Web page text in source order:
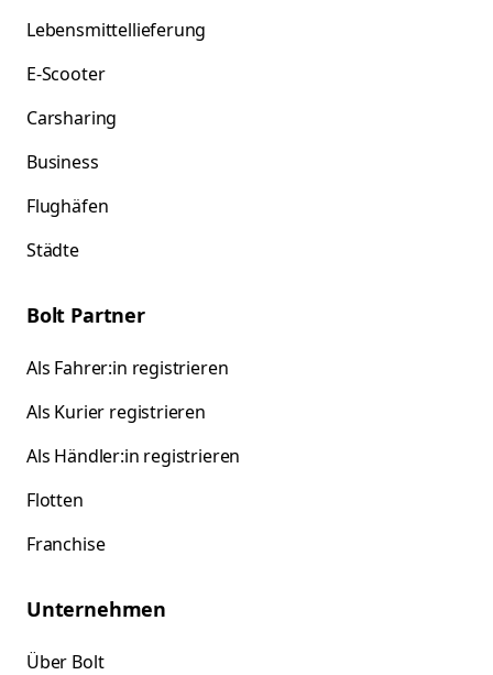
Lebensmittellieferung
E-Scooter
Carsharing
Business
Flughäfen
Städte
Bolt Partner
Als Fahrer:in registrieren
Als Kurier registrieren
Als Händler:in registrieren
Flotten
Franchise
Unternehmen
Über Bolt